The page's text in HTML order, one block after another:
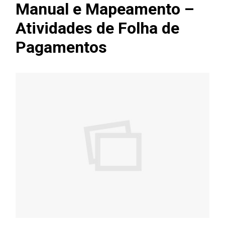
Manual e Mapeamento –
Atividades de Folha de
Pagamentos